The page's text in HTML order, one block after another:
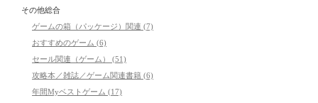
その他総合
ゲームの箱（パッケージ）関連 (7)
おすすめのゲーム (6)
セール関連（ゲーム） (51)
攻略本／雑誌／ゲーム関連書籍 (6)
年間Myベストゲーム (17)